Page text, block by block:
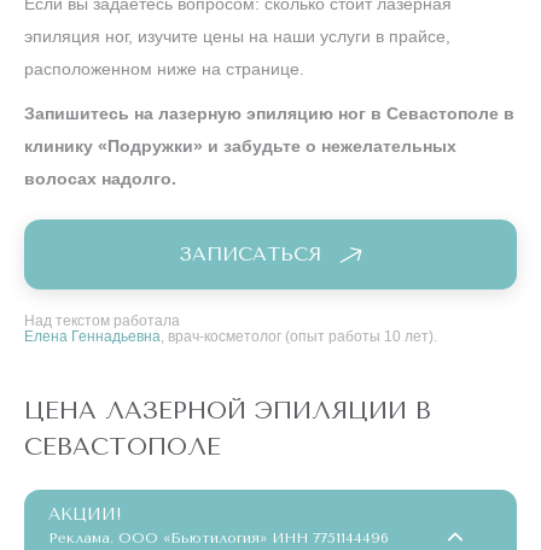
эпиляция ног, изучите цены на наши услуги в прайсе,
расположенном ниже на странице.
Запишитесь на лазерную эпиляцию ног в Севастополе в
клинику «Подружки» и забудьте о нежелательных
волосах надолго.
ЗАПИСАТЬСЯ
Над текстом работала
Елена Геннадьевна, врач-косметолог (опыт работы 10 лет).
ЦЕНА ЛАЗЕРНОЙ ЭПИЛЯЦИИ В
СЕВАСТОПОЛЕ
АКЦИИ!
Реклама. ООО «Бьютилогия» ИНН 7751144496